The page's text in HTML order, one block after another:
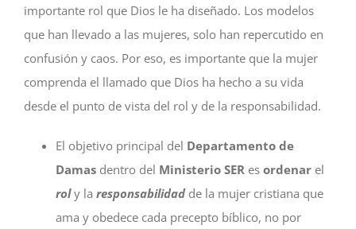
importante rol que Dios le ha diseñado. Los modelos
que han llevado a las mujeres, solo han repercutido en
confusión y caos. Por eso, es importante que la mujer
comprenda el llamado que Dios ha hecho a su vida
desde el punto de vista del rol y de la responsabilidad.
El objetivo principal del Departamento de
Damas dentro del Ministerio SER es ordenar el
roly la responsabilidad de la mujer cristiana que
ama y obedece cada precepto bíblico, no por